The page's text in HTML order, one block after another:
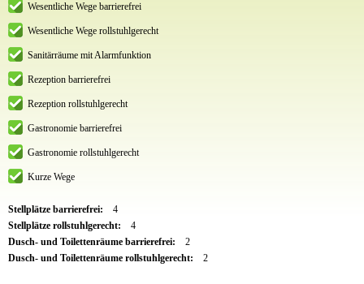
Wesentliche Wege barrierefrei
Wesentliche Wege rollstuhlgerecht
Sanitärräume mit Alarmfunktion
Rezeption barrierefrei
Rezeption rollstuhlgerecht
Gastronomie barrierefrei
Gastronomie rollstuhlgerecht
Kurze Wege
Stellplätze barrierefrei:
4
Stellplätze rollstuhlgerecht:
4
Dusch- und Toilettenräume barrierefrei:
2
Dusch- und Toilettenräume rollstuhlgerecht:
2